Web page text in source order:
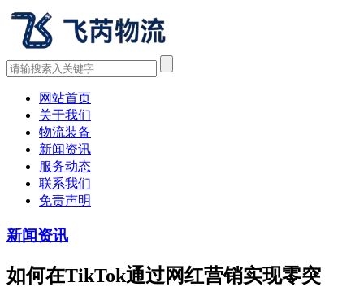
网站首页
关于我们
物流装备
新闻资讯
服务动态
联系我们
免责声明
新闻资讯
如何在TikTok通过网红营销实现零突